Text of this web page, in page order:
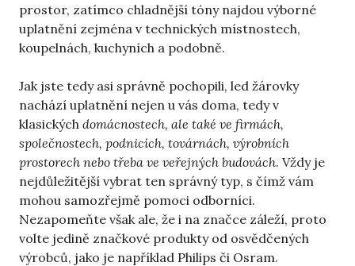
prostor, zatímco chladnější tóny najdou výborné
uplatnění zejména v technických místnostech,
koupelnách, kuchyních a podobně.
Jak jste tedy asi správně pochopili, led žárovky
nachází uplatnění nejen u vás doma, tedy v
klasických domácnostech, ale také ve firmách,
společnostech, podnicích, továrnách, výrobních
prostorech nebo třeba ve veřejných budovách. Vždy je
nejdůležitější vybrat ten správný typ, s čímž vám
mohou samozřejmě pomoci odborníci.
Nezapomeňte však ale, že i na značce záleží, proto
volte jedině značkové produkty od osvědčených
výrobců, jako je například Philips či Osram.